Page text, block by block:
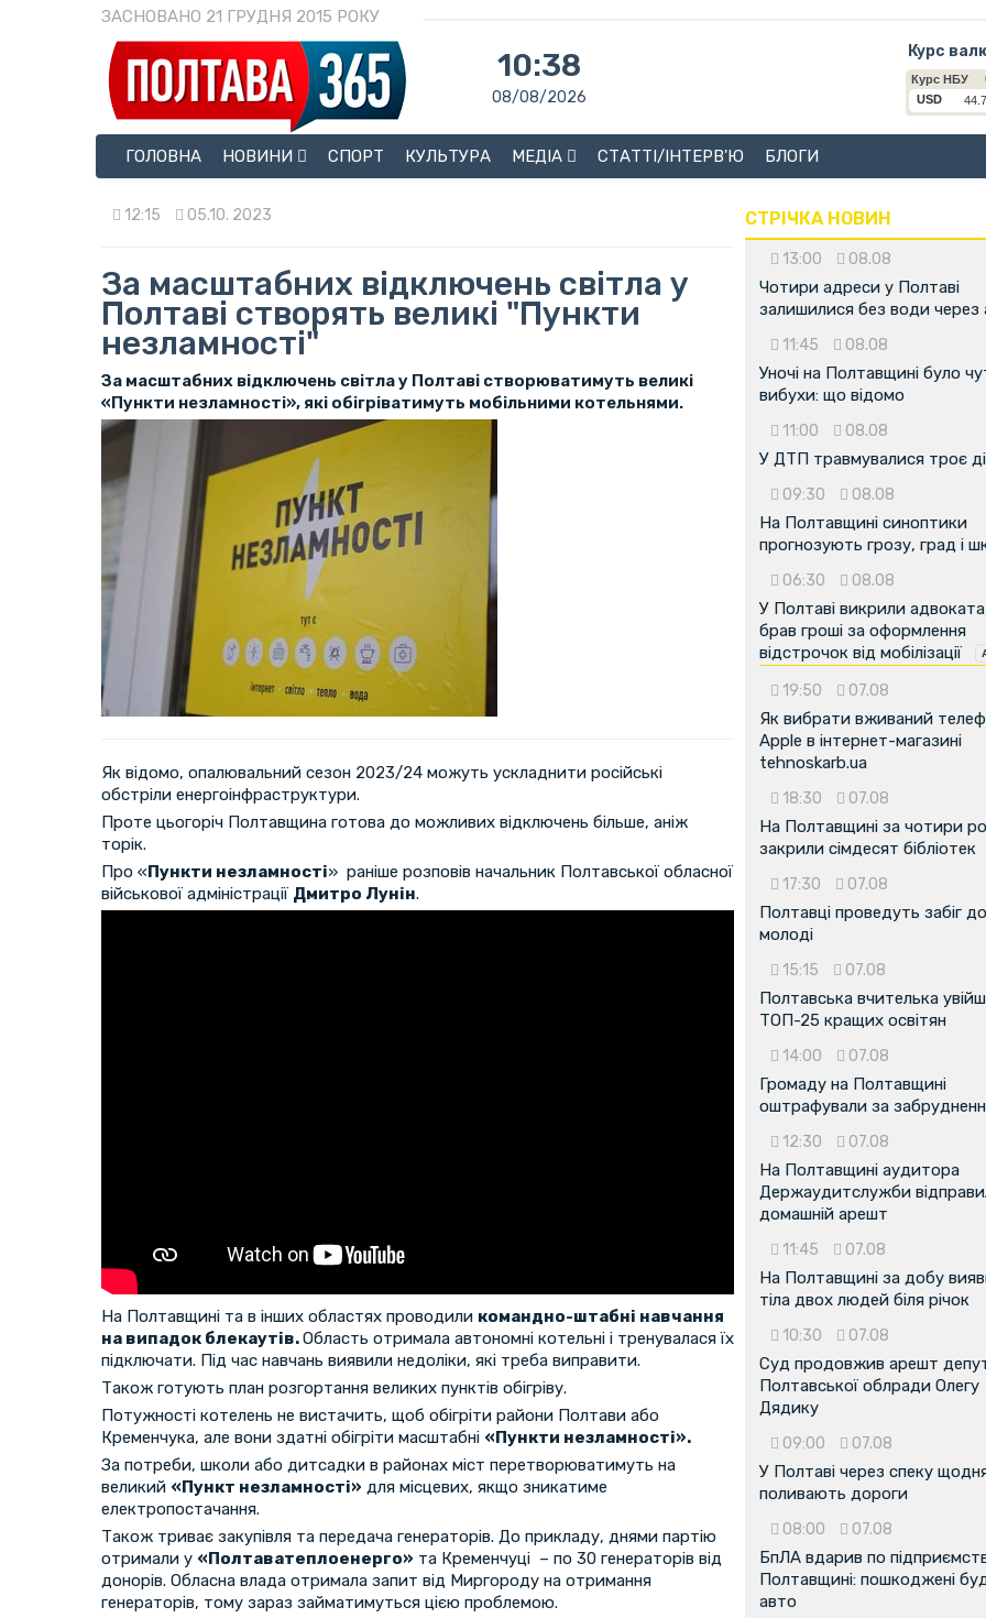
ЗАСНОВАНО 21 ГРУДНЯ 2015 РОКУ
10:38
08/08/2026
Курс
ГОЛОВНА
НОВИНИ СПОРТ КУЛЬТУРА МЕДІА СТАТТІ/ІНТЕРВ'Ю БЛОГИ
12:15 05.10. 2023
За масштабних відключень світла у
Полтаві створять великі "Пункти
незламності"
За масштабних відключень світла у Полтаві створюватимуть великі
«Пункти незламності», які обігріватимуть мобільними котельнями.
Як відомо, опалювальний сезон 2023/24 можуть ускладнити російські
обстріли енергоінфраструктури.
Проте цьогоріч Полтавщина готова до можливих відключень більше, аніж
торік.
Про «Пункти незламності» раніше розповів начальник Полтавської обласної
військової адміністрації Дмитро Лунін.
На Полтавщині та в інших областях проводили командно-штабні навчання
на випадок блекаутів.Область отримала автономні котельні і тренувалася їх
підключати. Під час навчань виявили недоліки, які треба виправити.
Також готують план розгортання великих пунктів обігріву.
Потужності котелень не вистачить, щоб обігріти райони Полтави або
Кременчука, але вони здатні обігріти масштабні «Пункти незламності».
За потреби, школи або дитсадки в районах міст перетворюватимуть на
великий «Пункт незламності» для місцевих, якщо зникатиме
електропостачання.
Також триває закупівля та передача генераторів. До прикладу, днями партію
отримали у «Полтаватеплоенерго» та Кременчуці – по 30 генераторів від
донорів. Обласна влада отримала запит від Миргороду на отримання
генераторів, тому зараз займатимуться цією проблемою.
СТРІЧКА НОВИН
13:00 08.08
Чотири адреси у Полтаві
залишилися без води через
11:45 08.08
Уночі на Полтавщині було
вибухи: що відомо
11:00 08.08
У ДТП травмувалися троє
09:30 08.08
На Полтавщині синоптики
прогнозують грозу, град і
06:30 08.08
У Полтаві викрили
брав гроші за оформлення
відстрочок від мобілізації
19:50 07.08
Як вибрати вживаний
Apple в інтернет-магазині
tehnoskarb.ua
18:30 07.08
На Полтавщині за чотири
закрили сімдесят бібліотек
17:30 07.08
Полтавці проведуть забіг
молоді
15:15 07.08
Полтавська вчителька
ТОП-25 кращих освітян
14:00 07.08
Громаду на Полтавщині
оштрафували за
12:30 07.08
На Полтавщині аудитора
Держаудитслужби
домашній арешт
11:45 07.08
На Полтавщині за добу
тіла двох людей біля річок
10:30 07.08
Суд продовжив арешт
Полтавської облради Олегу
Дядику
09:00 07.08
У Полтаві через спеку
поливають дороги
08:00 07.08
БпЛА вдарив по
Полтавщині: пошкоджені
авто